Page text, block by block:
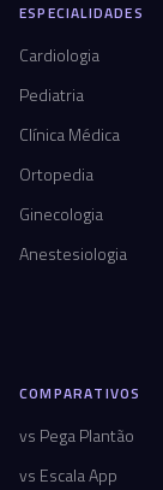
ESPECIALIDADES
Cardiologia
Pediatria
Clínica Médica
Ortopedia
Ginecologia
Anestesiologia
COMPARATIVOS
vs Pega Plantão
vs Escala App